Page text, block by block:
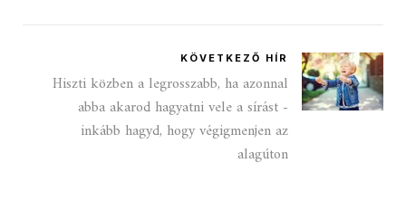
KÖVETKEZŐ HÍR
Hiszti közben a legrosszabb, ha azonnal
abba akarod hagyatni vele a sírást -
inkább hagyd, hogy végigmenjen az
alagúton